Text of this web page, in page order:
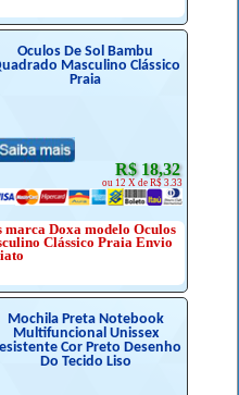
Óculos De Sol Bambu
Masculino Clássico
Praia
R$ 18,32
ou 12 X de R$ 3.33
marca Doxa modelo Óculos
Clássico Praia Envio
Mochila Preta Notebook
Multifuncional Unissex
Cor Preto Desenho
Do Tecido Liso